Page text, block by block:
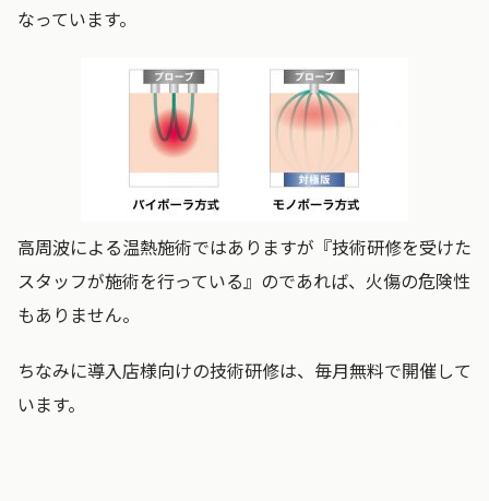
なっています。
高周波による温熱施術ではありますが『技術研修を受けた
スタッフが施術を行っている』のであれば、火傷の危険性
もありません。
ちなみに導入店様向けの技術研修は、毎月無料で開催して
います。